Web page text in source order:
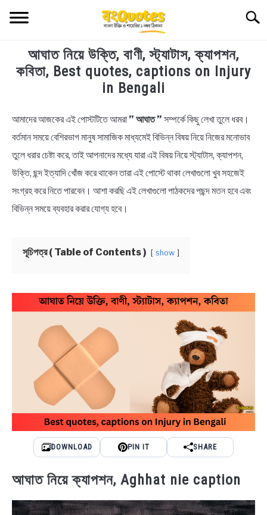
TECHNOLOGY
BIOGRAPHY
EDUCATIONAL
BENGALI WISHES
NEWS
BENGALI LYRICS
BENGALI NAMES
BENGALI STORIES
আঘাত নিয়ে উক্তি, বাণী, স্ট্যাটাস, ক্যাপশন,
কবিতা, Best quotes, captions on Injury
in Bengali
in
Bengali
Status
আমাদের আজকের এই পোস্টটিতে আমরা ” আঘাত ” সম্পর্কে কিছু লেখা তুলে ধরব।
বর্তমান সময়ে বেশিরভাগ মানুষ সামাজিক মাধ্যমেই বিভিন্ন বিষয় নিয়ে নিজের মনোভাব
তুলে ধরার চেষ্টা করে, তাই আপনাদের মধ্যে যারা এই বিষয় নিয়ে স্ট্যাটাস, ক্যাপশন,
উক্তি, ছন্দ ইত্যাদি খোঁজ করে থাকেন তারা এই পোস্টে থাকা লেখাগুলো খুব সহজেই
সংগ্রহ করে নিতে পারবেন। আশা করছি এই লেখাগুলো পাঠকদের পছন্দ মতন হবে এবং
বিভিন্ন সময়ে ব্যবহার করার যোগ্য হবে।
সূচিপত্র ( Table of Contents ) show
DOWNLOAD PIN IT SHARE
আঘাত নিয়ে ক্যাপশন, Aghhat nie caption